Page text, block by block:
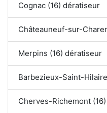
Cognac (16) dératiseur
Châteauneuf-sur-
Merpins (16) dératiseur
Barbezieux-Saint-
Cherves-Richemont